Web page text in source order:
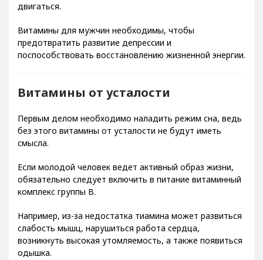
двигаться.
Витамины для мужчин необходимы, чтобы
предотвратить развитие депрессии и
поспособствовать восстановлению жизненной энергии.
Витамины от усталости
Первым делом необходимо наладить режим сна, ведь
без этого витамины от усталости не будут иметь
смысла.
Если молодой человек ведет активный образ жизни,
обязательно следует включить в питание витаминный
комплекс группы В.
Например, из-за недостатка тиамина может развиться
слабость мышц, нарушиться работа сердца,
возникнуть высокая утомляемость, а также появиться
одышка.